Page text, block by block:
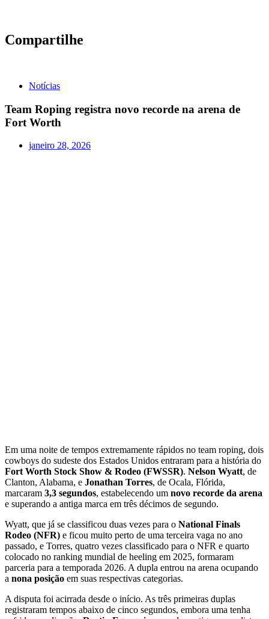
Compartilhe
Notícias
Team Roping registra novo recorde na arena de
Fort Worth
janeiro 28, 2026
Em uma noite de tempos extremamente rápidos no team roping, dois
cowboys do sudeste dos Estados Unidos entraram para a história do
Fort Worth Stock Show & Rodeo (FWSSR). Nelson Wyatt, de
Clanton, Alabama, e Jonathan Torres, de Ocala, Flórida,
marcaram 3,3 segundos, estabelecendo um novo recorde da arena
e superando a antiga marca em três décimos de segundo.
Wyatt, que já se classificou duas vezes para o National Finals
Rodeo (NFR) e ficou muito perto de uma terceira vaga no ano
passado, e Torres, quatro vezes classificado para o NFR e quarto
colocado no ranking mundial de heeling em 2025, formaram
parceria para a temporada 2026. A dupla entrou na arena ocupando
a nona posição em suas respectivas categorias.
A disputa foi acirrada desde o início. As três primeiras duplas
registraram tempos abaixo de cinco segundos, embora uma tenha